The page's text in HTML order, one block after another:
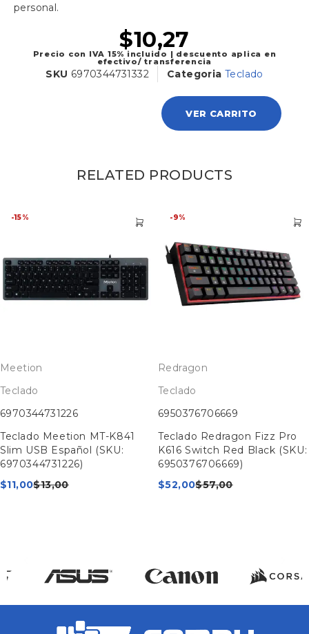
personal.
$10,27
Precio con IVA 15% incluido | descuento aplica en
efectivo/ transferencia
SKU 6970344731332 Categoria Teclado
VER CARRITO
RELATED PRODUCTS
-15%
Meetion
Teclado
6970344731226
Teclado Meetion MT-K841
Slim USB Español (SKU:
6970344731226)
$13,00
$11,00
-9%
Redragon
Teclado
6950376706669
Teclado Redragon Fizz Pro
K616 Switch Red Black (SKU:
6950376706669)
$57,00
$52,00